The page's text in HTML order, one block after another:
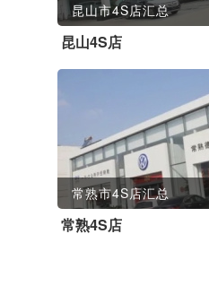
昆山市4S店汇总
昆山4S店
常熟市4S店汇总
常熟4S店